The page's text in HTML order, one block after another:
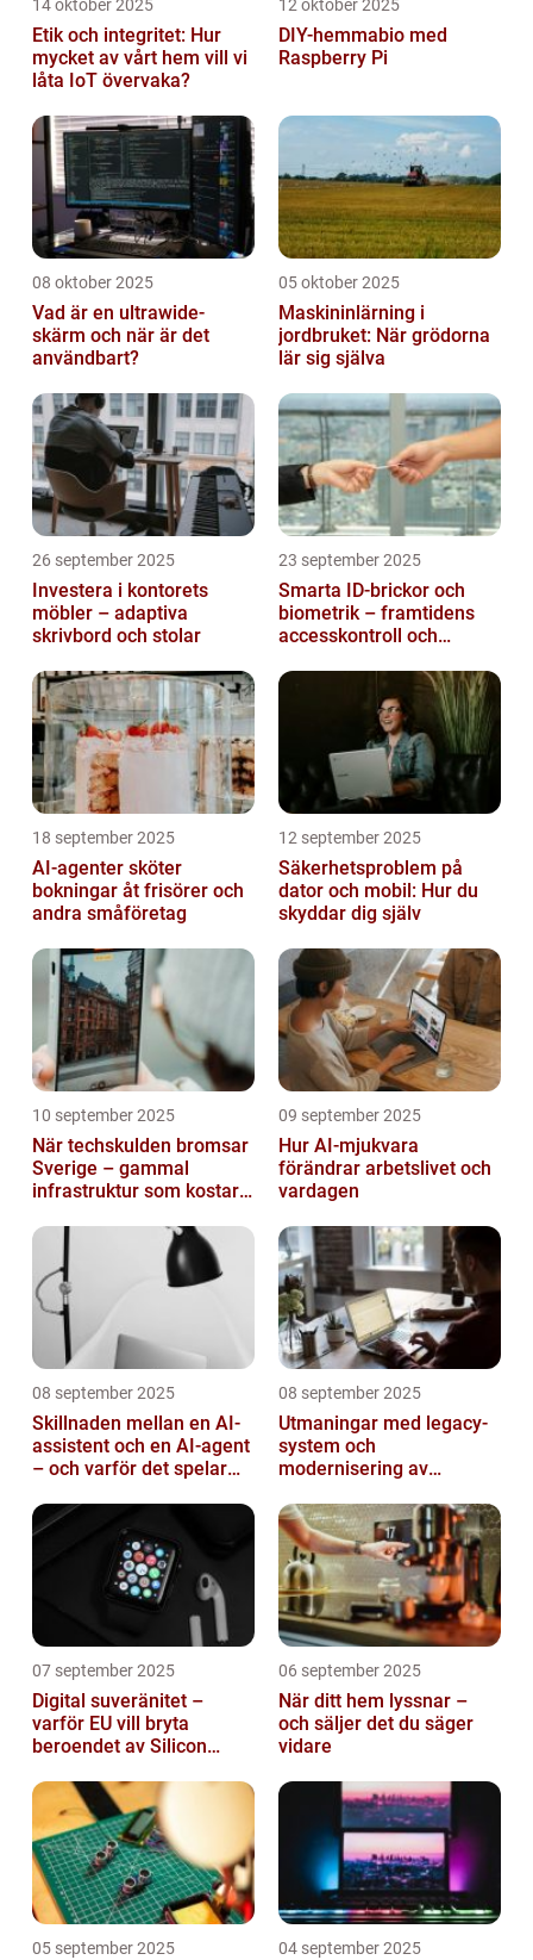
14 oktober 2025
Etik och integritet: Hur
mycket av vårt hem vill vi
låta IoT övervaka?
12 oktober 2025
DIY-hemmabio med
Raspberry Pi
08 oktober 2025
Vad är en ultrawide-
skärm och när är det
användbart?
05 oktober 2025
Maskininlärning i
jordbruket: När grödorna
lär sig själva
26 september 2025
Investera i kontorets
möbler – adaptiva
skrivbord och stolar
23 september 2025
Smarta ID-brickor och
biometrik – framtidens
accesskontroll och
18 september 2025
AI-agenter sköter
bokningar åt frisörer och
andra småföretag
12 september 2025
Säkerhetsproblem på
dator och mobil: Hur du
skyddar dig själv
10 september 2025
När techskulden bromsar
Sverige – gammal
infrastruktur som kostar
09 september 2025
Hur AI-mjukvara
förändrar arbetslivet och
vardagen
08 september 2025
Skillnaden mellan en AI-
assistent och en AI-agent
– och varför det spelar
08 september 2025
Utmaningar med legacy-
system och
modernisering av
07 september 2025
Digital suveränitet –
varför EU vill bryta
beroendet av Silicon
06 september 2025
När ditt hem lyssnar –
och säljer det du säger
vidare
05 september 2025 04 september 2025